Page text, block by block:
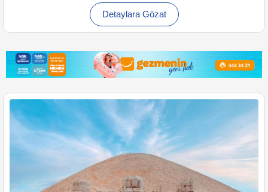
Detaylara Gözat